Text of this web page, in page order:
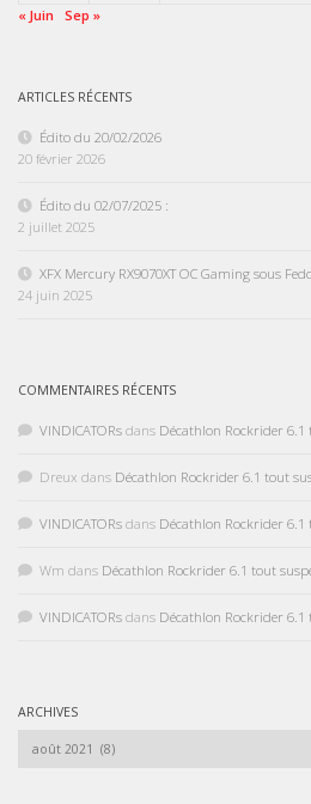
« Juin
Sep »
ARTICLES RÉCENTS
Édito du 20/02/2026
20 février 2026
Édito du 02/07/2025 :
2 juillet 2025
XFX Mercury RX9070XT OC Gaming sous
24 juin 2025
COMMENTAIRES RÉCENTS
VINDICATORs dans Décathlon Rockrider
Dreux dans Décathlon Rockrider 6.1 tout
VINDICATORs dans Décathlon Rockrider
Wm dans Décathlon Rockrider 6.1 tout
VINDICATORs dans Décathlon Rockrider
ARCHIVES